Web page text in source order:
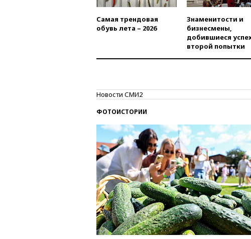
Самая трендовая
обувь лета – 2026
Знаменитости и
бизнесмены,
добившиеся
второй попытки
Новости СМИ2
ФОТОИСТОРИИ